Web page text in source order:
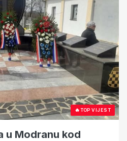
🔥TOP VIJEST
u Modranu kod